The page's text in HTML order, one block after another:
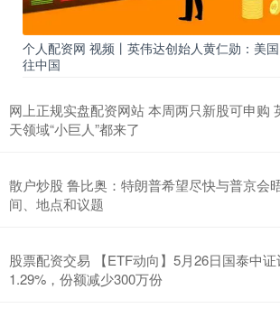
个人配资网 视频丨英伟达创始人黄仁勋：美
往中国
网上正规实盘配资网站 本周两只新股可申购
天领域“小巨人”都来了
散户炒股 鲁比奥：特朗普希望尽快与普京会
间、地点和议题
股票配资交易 【ETF动向】5月26日国泰中
1.29%，份额减少300万份